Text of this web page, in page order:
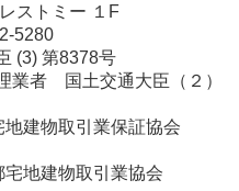
ストミー １F
5280
(3) 第8378号
業者 国土交通大臣（２）
地建物取引業保証協会
宅地建物取引業協会